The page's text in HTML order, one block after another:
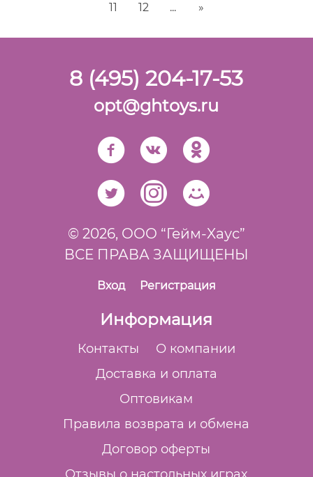
11
12 ... »
8 (495) 204-17-53
opt@ghtoys.ru
© 2026, ООО “Гейм-Xаус”
ВСЕ ПРАВА ЗАЩИЩЕНЫ
Вход Регистрация
Информация
Контакты
О компании
Доставка и оплата
Оптовикам
Правила возврата и обмена
Договор оферты